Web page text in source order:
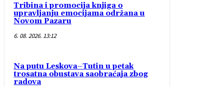
Tribina i promocija knjiga o
upravljanju emocijama održana u
Novom Pazaru
6. 08. 2026. 13:12
Na putu Leskova–Tutin u petak
trosatna obustava saobraćaja zbog
radova